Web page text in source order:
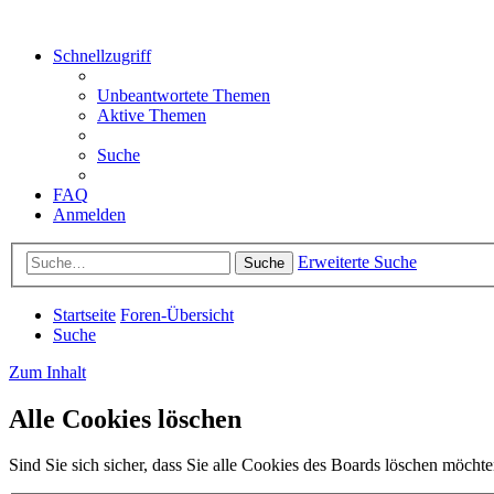
Schnellzugriff
Unbeantwortete Themen
Aktive Themen
Suche
FAQ
Anmelden
Suche Erweiterte Suche
Startseite Foren-Übersicht
Suche
Zum Inhalt
Alle Cookies löschen
Sind Sie sich sicher, dass Sie alle Cookies des Boards löschen